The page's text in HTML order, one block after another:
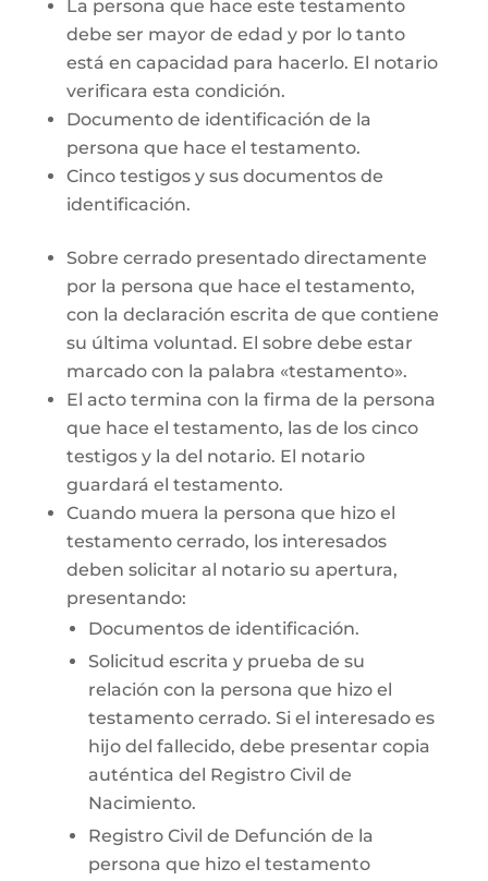
La persona que hace este testamento
debe ser mayor de edad y por lo tanto
está en capacidad para hacerlo. El notario
verificara esta condición.
Documento de identificación de la
persona que hace el testamento.
Cinco testigos y sus documentos de
identificación.
Sobre cerrado presentado directamente
por la persona que hace el testamento,
con la declaración escrita de que contiene
su última voluntad. El sobre debe estar
marcado con la palabra «testamento».
El acto termina con la firma de la persona
que hace el testamento, las de los cinco
testigos y la del notario. El notario
guardará el testamento.
Cuando muera la persona que hizo el
testamento cerrado, los interesados
deben solicitar al notario su apertura,
presentando:
Documentos de identificación.
Solicitud escrita y prueba de su
relación con la persona que hizo el
testamento cerrado. Si el interesado es
hijo del fallecido, debe presentar copia
auténtica del Registro Civil de
Nacimiento.
Registro Civil de Defunción de la
persona que hizo el testamento